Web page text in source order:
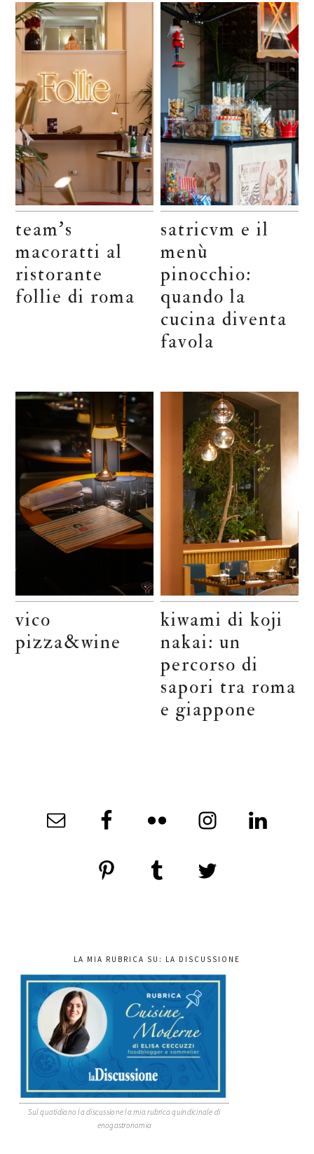
team’s
macoratti al
ristorante
follie di roma
satricvm e il
menù
pinocchio:
quando la
cucina diventa
favola
vico
pizza&wine
kiwami di koji
nakai: un
percorso di
sapori tra roma
e giappone
LA MIA RUBRICA SU: LA DISCUSSIONE
Sul quotidiano la discussione la mia rubrica quindicinale di
enogastronomia